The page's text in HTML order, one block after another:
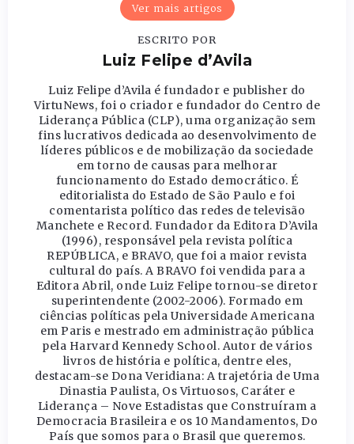
Ver mais artigos
ESCRITO POR
Luiz Felipe d’Avila
Luiz Felipe d’Avila é fundador e publisher do
VirtuNews, foi o criador e fundador do Centro de
Liderança Pública (CLP), uma organização sem
fins lucrativos dedicada ao desenvolvimento de
líderes públicos e de mobilização da sociedade
em torno de causas para melhorar
funcionamento do Estado democrático. É
editorialista do Estado de São Paulo e foi
comentarista político das redes de televisão
Manchete e Record. Fundador da Editora D’Avila
(1996), responsável pela revista política
REPÚBLICA, e BRAVO, que foi a maior revista
cultural do país. A BRAVO foi vendida para a
Editora Abril, onde Luiz Felipe tornou-se diretor
superintendente (2002-2006). Formado em
ciências políticas pela Universidade Americana
em Paris e mestrado em administração pública
pela Harvard Kennedy School. Autor de vários
livros de história e política, dentre eles,
destacam-se Dona Veridiana: A trajetória de Uma
Dinastia Paulista, Os Virtuosos, Caráter e
Liderança – Nove Estadistas que Construíram a
Democracia Brasileira e os 10 Mandamentos, Do
País que somos para o Brasil que queremos.